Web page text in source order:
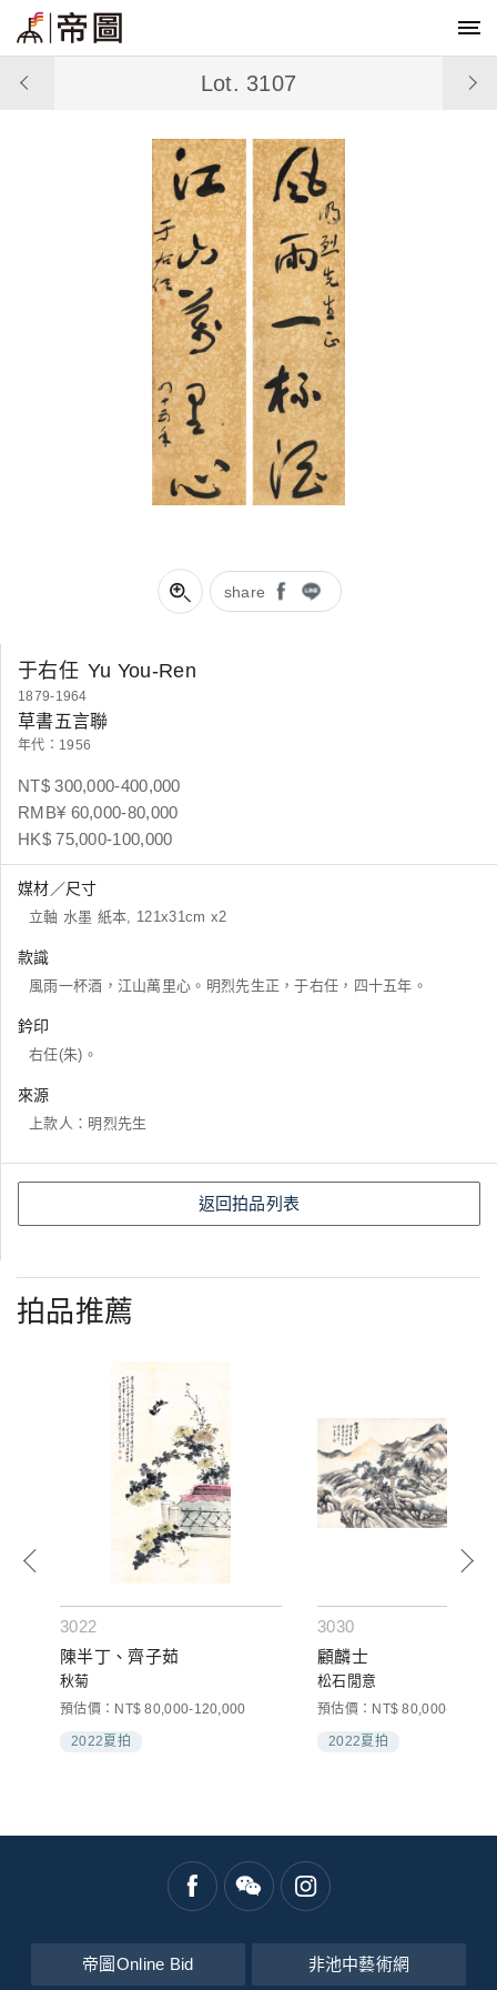
share
Lot. 3107
于右任 Yu You-Ren
1879-1964
草書五言聯
年代：1956
NT$ 300,000-400,000
RMB¥ 60,000-80,000
HK$ 75,000-100,000
媒材／尺寸
立軸 水墨 紙本, 121x31cm x2
款識
風雨一杯酒，江山萬里心。明烈先生正，于右任，四十五年。
鈐印
右任(朱)。
來源
上款人：明烈先生
返回拍品列表
拍品推薦
3022
陳半丁、齊子茹
秋菊
預估價：NT$ 80,000-120,000
2022夏拍
3030
顧麟士
松石閒意
預估價：NT$ 80,000-
2022夏拍
帝圖Online Bid 非池中藝術網